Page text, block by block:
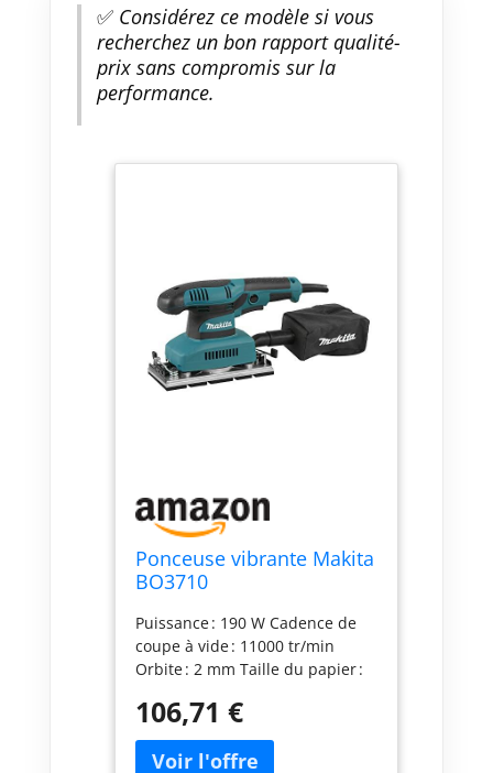
✅Considérez ce modèle si vous
recherchez un bon rapport qualité-
prix sans compromis sur la
performance.
Ponceuse vibrante Makita
BO3710
Puissance : 190 W Cadence de
coupe à vide : 11000 tr/min
Orbite : 2 mm Taille du papier :
ponçage Dimensions : 185 x 93
mm
106,71 €